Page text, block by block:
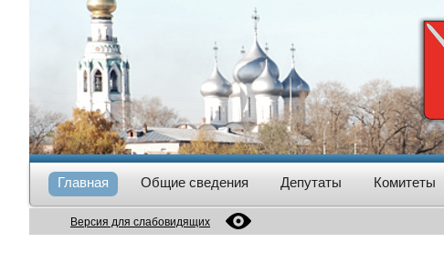
Главная Общие сведения Депутаты Комитеты
Версия для слабовидящих